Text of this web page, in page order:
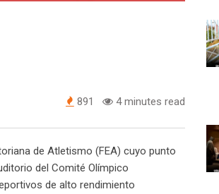
891 4 minutes read
de Atletismo (FEA) cuyo punto
del Comité Olímpico
de alto rendimiento